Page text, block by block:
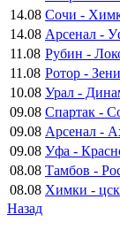
14.08 Сочи -
14.08 Арсенал -
11.08 Рубин -
11.08 Ротор -
10.08 Урал -
09.08 Спартак -
09.08 Арсенал -
09.08 Уфа -
08.08 Тамбов -
08.08 Химки -
Назад